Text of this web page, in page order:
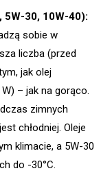
5W-30, 10W-40):
sobie w
liczba (przed
jak olej
– jak na gorąco.
zimnych
chłodniej. Oleje
klimacie, a 5W-30
do -30°C.